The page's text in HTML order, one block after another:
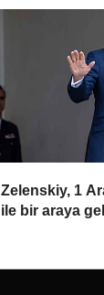
Zelenskiy, 1
ile bir araya